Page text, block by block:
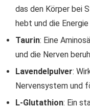
das den Körper bei
hebt und die
Taurin: Eine
und die Nerven
Lavendelpulver:
Nervensystem und
L-Glutathion: Ein